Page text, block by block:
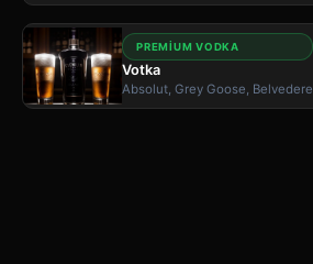
PREMIUM VODKA
Votka
Absolut, Grey Goose, Belvedere